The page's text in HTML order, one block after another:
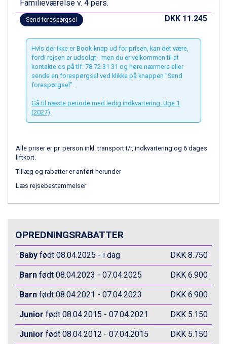
Ischgl fra DKK 7.095
Fieberbrunn fra DKK 6.145
St. Anton fra DKK 7.245
Zell am See fra DKK 4.095
Canazei fra DKK 4.745
Livigno fra DKK 4.145
Ponte di Legno fra DKK 4.745
Bad Gastein fra DKK 4.195
Sauze dOulx fra DKK 4.045
Arabba fra DKK 7.045
Cervinia fra DKK 5.295
Sölden fra DKK 8.445
Bad Hofgastein fra DKK 5.495
Passo Tonale fra DKK 3.795
Champoluc fra DKK 3.795
Ischgl fra DKK 7.095
Fieberbrunn fra DKK 6.145
St. Anton fra DKK 7.245
Zell am See fra DKK 4.095
Canazei fra DKK 4.745
Livigno fra DKK 4.145
Ponte di Legno fra DKK 4.745
Bad Gastein fra DKK 4.195
Alleghe fra DKK 5.595
Sauze dOulx fra DKK 4.045
Familieværelse v. 4 pers.
Send forespørgsel DKK 11.245
Hvis der ikke er Book-knap ud for prisen, kan det være,
fordi rejsen er udsolgt - men du er velkommen til at
kontakte os på tlf. 78 72 31 31 og høre nærmere eller
sende en forespørgsel ved klikke på knappen "Send
forespørgsel".
Gå til næste periode med ledig indkvartering: Uge 1
(2027)
Alle priser er pr. person inkl. transport t/r, indkvartering og 6 dages
liftkort.
Tillæg og rabatter er anført herunder
Læs rejsebestemmelser
OPREDNINGSRABATTER
Baby født 08.04.2025 - i dag DKK 8.750
Barn født 08.04.2023 - 07.04.2025 DKK 6.900
Barn født 08.04.2021 - 07.04.2023 DKK 6.900
Junior født 08.04.2015 - 07.04.2021 DKK 5.150
Junior født 08.04.2012 - 07.04.2015 DKK 5.150